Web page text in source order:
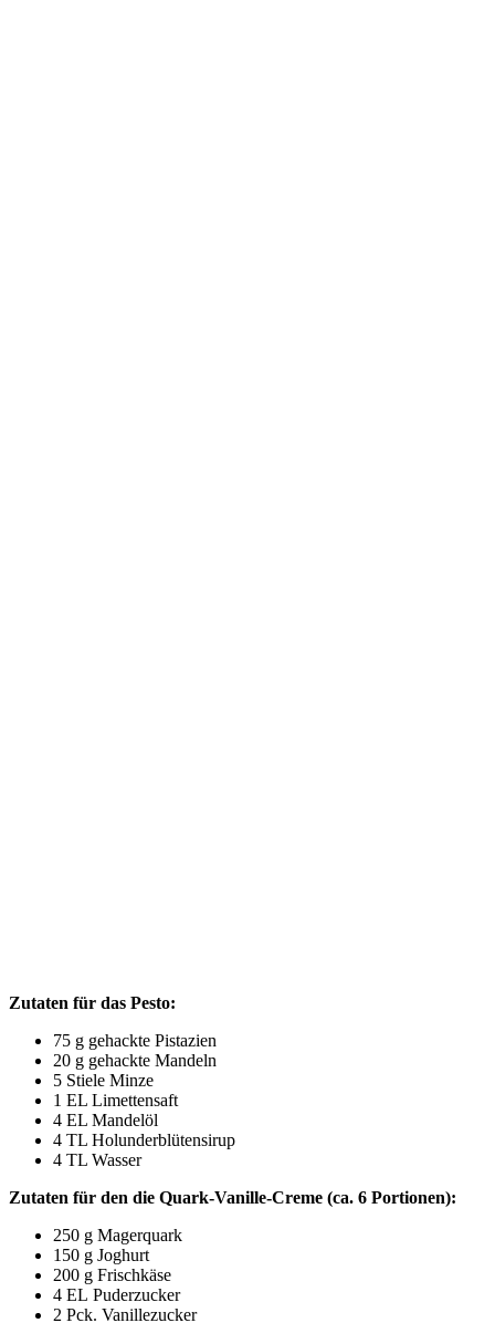
Zuta­ten für das Pesto:
75 g gehack­te Pistazien
20 g gehack­te Mandeln
5 Stie­le Minze
1 EL Limettensaft
4 EL Mandelöl
4 TL Holunderblütensirup
4 TL Wasser
Zuta­ten für den die Quark-Vanil­le-Creme (ca. 6 Portionen):
250 g Magerquark
150 g Joghurt
200 g Frischkäse
4 EL Puderzucker
2 Pck. Vanillezucker